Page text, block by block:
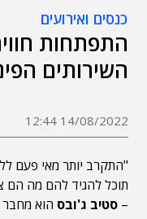
כנסים ואירועים
התפתחות
השירותים
14/08/2022 12:44
"התקרב יותר מאי פעם
תוכל להגיד להם מה הם
– סטיב ג'ובס הוא מחבר